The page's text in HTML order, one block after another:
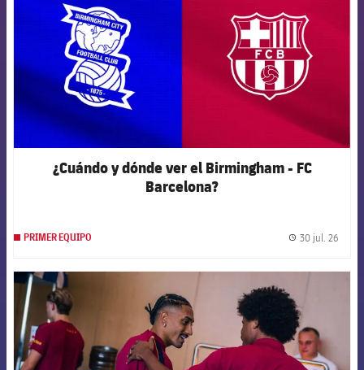
¿Cuándo y dónde ver el Birmingham - FC
Barcelona?
PRIMER EQUIPO 30 jul. 26